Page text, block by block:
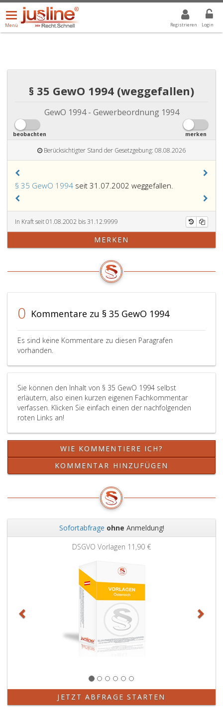
Registrieren Login
Menü
öffnen/schließen
Menü
ALLE DROPDOWN: GEWÄHLTER WERT IST ALLE
§ 35 GewO 1994 (weggefallen)
GewO 1994 - Gewerbeordnung 1994
beobachten merken
Berücksichtigter Stand der Gesetzgebung: 08.08.2026
§ 35 GewO 1994 seit 31.07.2002 weggefallen.
In Kraft seit 01.08.2002 bis 31.12.9999
MERKEN
0 Kommentare zu § 35 GewO 1994
Es sind keine Kommentare zu diesen Paragrafen
vorhanden.
Sie können den Inhalt von § 35 GewO 1994 selbst
erläutern, also einen kurzen eigenen Fachkommentar
verfassen. Klicken Sie einfach einen der nachfolgenden
roten Links an!
WIE KOMMENTIERE ICH?
KOMMENTAR HINZUFÜGEN
Sofortabfrage ohne Anmeldung!
DSGVO Vorlagen 11,90 €
JETZT ABFRAGE STARTEN